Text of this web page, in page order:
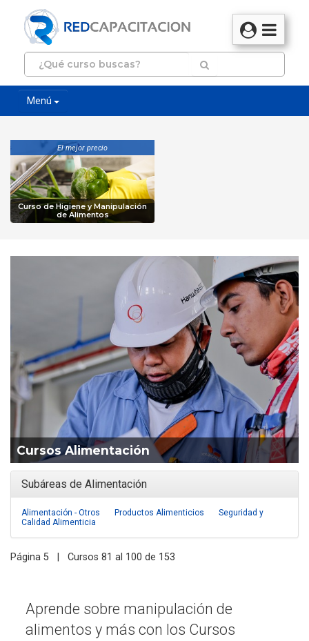
Menú
El mejor precio
Curso de Higiene y Manipulación
de Alimentos
Cursos Alimentación
Subáreas de Alimentación
Alimentación - Otros Productos Alimenticios
Seguridad y
Calidad Alimenticia
Página 5 | Cursos 81 al 100 de 153
Aprende sobre manipulación de
alimentos y más con los Cursos